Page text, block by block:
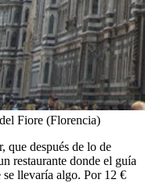
Fiore (Florencia)
que después de lo de
restaurante donde el guía
se llevaría algo. Por 12 €